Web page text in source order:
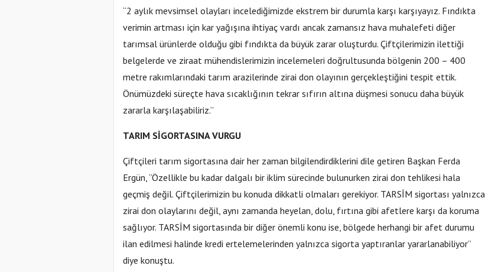
“2 aylık mevsimsel olayları incelediğimizde ekstrem bir durumla karşı karşıyayız. Fındıkta
verimin artması için kar yağışına ihtiyaç vardı ancak zamansız hava muhalefeti diğer
tarımsal ürünlerde olduğu gibi fındıkta da büyük zarar oluşturdu. Çiftçilerimizin ilettiği
belgelerde ve ziraat mühendislerimizin incelemeleri doğrultusunda bölgenin 200 – 400
metre rakımlarındaki tarım arazilerinde zirai don olayının gerçekleştiğini tespit ettik.
Önümüzdeki süreçte hava sıcaklığının tekrar sıfırın altına düşmesi sonucu daha büyük
zararla karşılaşabiliriz.”
TARIM SİGORTASINA VURGU
Çiftçileri tarım sigortasına dair her zaman bilgilendirdiklerini dile getiren Başkan Ferda
Ergün, “Özellikle bu kadar dalgalı bir iklim sürecinde bulunurken zirai don tehlikesi hala
geçmiş değil. Çiftçilerimizin bu konuda dikkatli olmaları gerekiyor. TARSİM sigortası yalnızca
zirai don olaylarını değil, aynı zamanda heyelan, dolu, fırtına gibi afetlere karşı da koruma
sağlıyor. TARSİM sigortasında bir diğer önemli konu ise, bölgede herhangi bir afet durumu
ilan edilmesi halinde kredi ertelemelerinden yalnızca sigorta yaptıranlar yararlanabiliyor”
diye konuştu.